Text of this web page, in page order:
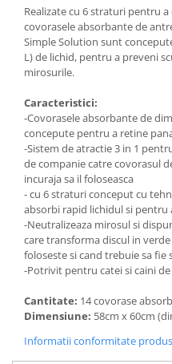
Realizate cu 6 straturi pentru
covorasele absorbante de
Simple Solution sunt
L) de lichid, pentru a preveni
mirosurile.
Caracteristici:
-Covorasele absorbante de
concepute pentru a retine
-Sistem de atractie 3 in 1
de companie catre covorasul
incuraja sa il foloseasca
- cu 6 straturi conceput cu
absorbi rapid lichidul si pentru
-Neutralizeaza mirosul si
care transforma discul in
foloseste si cand trebuie sa
-Potrivit pentru catei si caini
Cantitate: 14 covorase
Dimensiune: 58cm x 60cm
Informatii conformitate produs